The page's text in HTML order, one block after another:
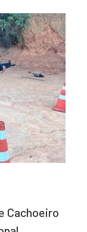
Cachoeiro